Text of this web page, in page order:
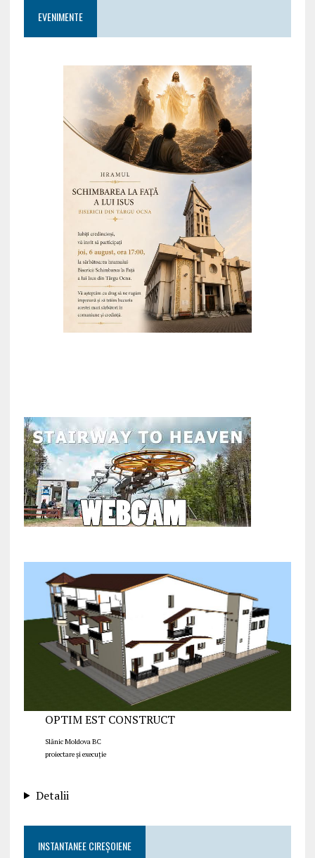
EVENIMENTE
OPTIM EST CONSTRUCT
Slănic Moldova BC
proiectare și execuție
Detalii
INSTANTANEE CIREȘOIENE